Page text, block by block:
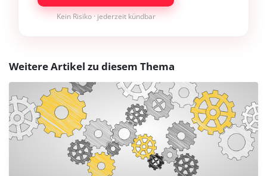
Kein Risiko · jederzeit kündbar
Weitere Artikel zu diesem Thema